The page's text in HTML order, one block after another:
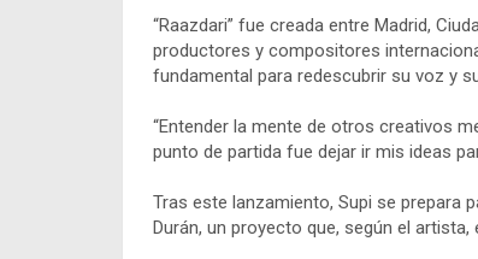
“Raazdari” fue creada entre Madrid,
productores y compositores
fundamental para redescubrir su voz y
“Entender la mente de otros creativos
punto de partida fue dejar ir mis ideas
Tras este lanzamiento, Supi se prepara
Durán, un proyecto que, según el